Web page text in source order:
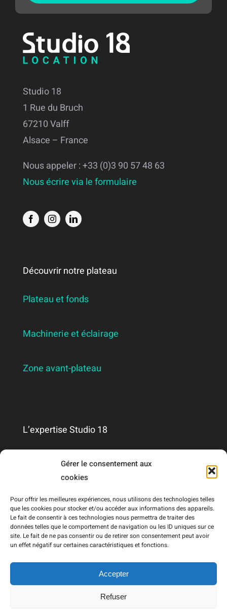
Gérer le consentement aux
cookies
Pour offrir les meilleures expériences, nous utilisons des technologies telles
que les cookies pour stocker et/ou accéder aux informations des appareils.
Le fait de consentir à ces technologies nous permettra de traiter des
données telles que le comportement de navigation ou les ID uniques sur ce
site. Le fait de ne pas consentir ou de retirer son consentement peut avoir
un effet négatif sur certaines caractéristiques et fonctions.
Accepter
Refuser
Studio 18
1 Rue du Bruch
67210 Valff
Alsace – France
Nous appeler : +33 (0)3 90 57 48 63
Nous écrire via le formulaire
Découvrir notre plateau
Plateau et fonds
Machinerie et éclairage
Zone avant-plateau
L’expertise Studio 18
Qui sommes-nous ?
Mentions légales
RGPD